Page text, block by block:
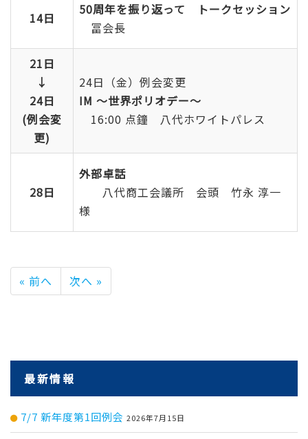
14日
50周年を振り返って トークセッション
冨会長
21日
↓
24日
(例会変
更)
24日（金）例会変更
IM ～世界ポリオデー～
16:00 点鐘 八代ホワイトパレス
28日
外部卓話
八代商工会議所 会頭 竹永 淳一
様
« 前へ 次へ »
最新情報
7/7 新年度第1回例会 2026年7月15日